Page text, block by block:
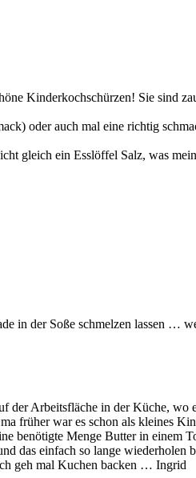
Kinderkochschürzen! Sie sind
oder auch mal eine richtig
gleich ein Esslöffel Salz, was
in der Soße schmelzen lassen …
Arbeitsfläche in der Küche,
früher war es schon als kleines
benötigte Menge Butter in
das einfach so lange wiederholen
geh mal Kuchen backen … Ingrid